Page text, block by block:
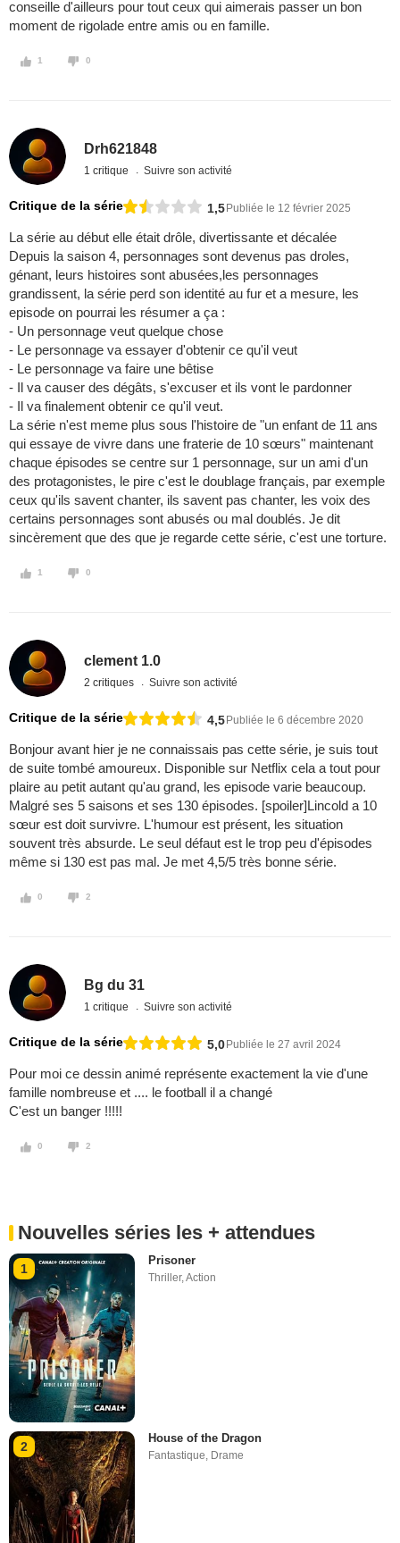
conseille d'ailleurs pour tout ceux qui aimerais passer un bon
moment de rigolade entre amis ou en famille.
1 0
Drh621848
1 critique Suivre son activité
Critique de la série 1,5 Publiée le 12 février 2025
La série au début elle était drôle, divertissante et décalée
Depuis la saison 4, personnages sont devenus pas droles,
génant, leurs histoires sont abusées,les personnages
grandissent, la série perd son identité au fur et a mesure, les
episode on pourrai les résumer a ça :
- Un personnage veut quelque chose
- Le personnage va essayer d'obtenir ce qu'il veut
- Le personnage va faire une bêtise
- Il va causer des dégâts, s'excuser et ils vont le pardonner
- Il va finalement obtenir ce qu'il veut.
La série n'est meme plus sous l'histoire de "un enfant de 11 ans
qui essaye de vivre dans une fraterie de 10 sœurs" maintenant
chaque épisodes se centre sur 1 personnage, sur un ami d'un
des protagonistes, le pire c'est le doublage français, par exemple
ceux qu'ils savent chanter, ils savent pas chanter, les voix des
certains personnages sont abusés ou mal doublés. Je dit
sincèrement que des que je regarde cette série, c'est une torture.
1 0
clement 1.0
2 critiques Suivre son activité
Critique de la série 4,5 Publiée le 6 décembre 2020
Bonjour avant hier je ne connaissais pas cette série, je suis tout
de suite tombé amoureux. Disponible sur Netflix cela a tout pour
plaire au petit autant qu'au grand, les episode varie beaucoup.
Malgré ses 5 saisons et ses 130 épisodes. [spoiler]Lincold a 10
sœur est doit survivre. L'humour est présent, les situation
souvent très absurde. Le seul défaut est le trop peu d'épisodes
même si 130 est pas mal. Je met 4,5/5 très bonne série.
0 2
Bg du 31
1 critique Suivre son activité
Critique de la série 5,0 Publiée le 27 avril 2024
Pour moi ce dessin animé représente exactement la vie d'une
famille nombreuse et .... le football il a changé
C'est un banger !!!!!
0 2
Nouvelles séries les + attendues
1
Prisoner
Thriller,Action
2
House of the Dragon
Fantastique Drame